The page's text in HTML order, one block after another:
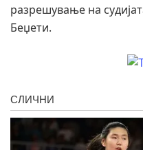
разрешување на
Беџети.